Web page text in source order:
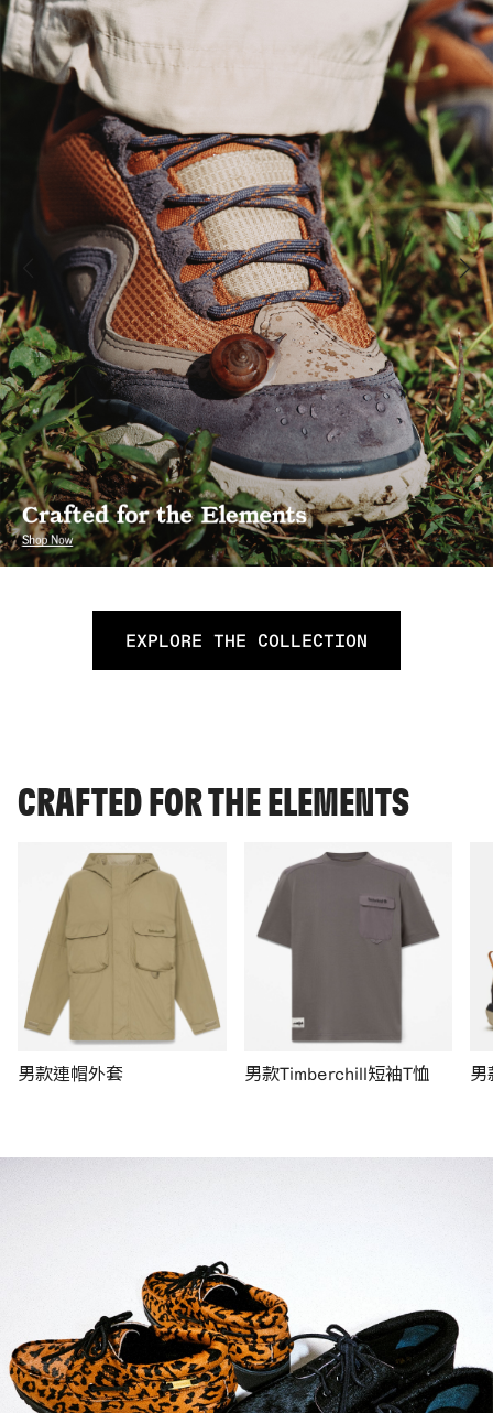
EXPLORE THE COLLECTION
CRAFTED FOR THE ELEMENTS
男款連帽外套 男款Timberchill短袖T恤 男